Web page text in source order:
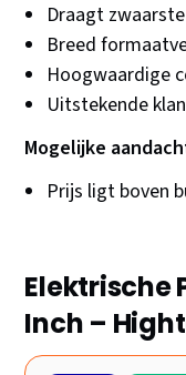
Draagt
Breed
Hoogwaardige
Uitstekende
Mogelijke
Prijs ligt boven
Elektrische
Inch –